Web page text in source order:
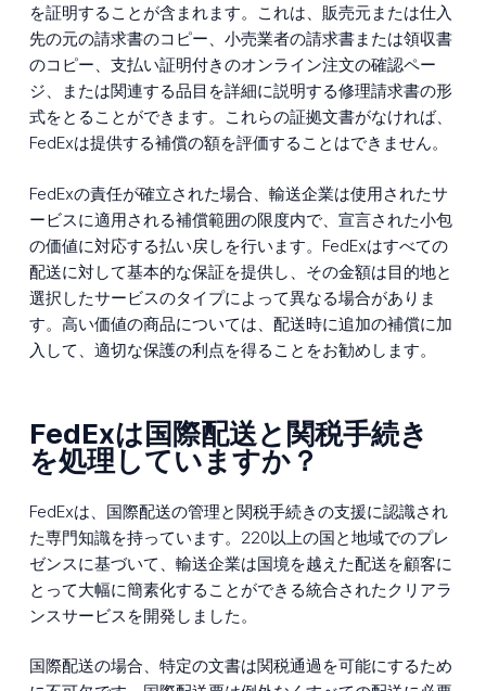
を証明することが含まれます。これは、販売元または仕入
先の元の請求書のコピー、小売業者の請求書または領収書
のコピー、支払い証明付きのオンライン注文の確認ペー
ジ、または関連する品目を詳細に説明する修理請求書の形
式をとることができます。これらの証拠文書がなければ、
FedExは提供する補償の額を評価することはできません。
FedExの責任が確立された場合、輸送企業は使用されたサ
ービスに適用される補償範囲の限度内で、宣言された小包
の価値に対応する払い戻しを行います。FedExはすべての
配送に対して基本的な保証を提供し、その金額は目的地と
選択したサービスのタイプによって異なる場合がありま
す。高い価値の商品については、配送時に追加の補償に加
入して、適切な保護の利点を得ることをお勧めします。
FedExは国際配送と関税手続き
を処理していますか？
FedExは、国際配送の管理と関税手続きの支援に認識され
た専門知識を持っています。220以上の国と地域でのプレ
ゼンスに基づいて、輸送企業は国境を越えた配送を顧客に
とって大幅に簡素化することができる統合されたクリアラ
ンスサービスを開発しました。
国際配送の場合、特定の文書は関税通過を可能にするため